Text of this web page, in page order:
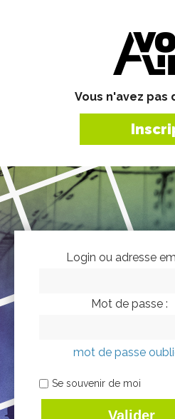
Vous n'avez pas
Login ou adresse
Mot de passe :
mot de passe
Se souvenir de moi